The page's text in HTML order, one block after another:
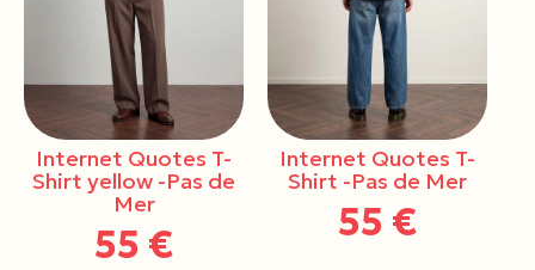
Internet Quotes T-
Shirt yellow -Pas de
Mer
55 €
Internet Quotes T-
Shirt -Pas de Mer
55 €